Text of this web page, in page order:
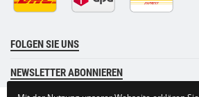
FOLGEN SIE UNS
NEWSLETTER ABONNIEREN